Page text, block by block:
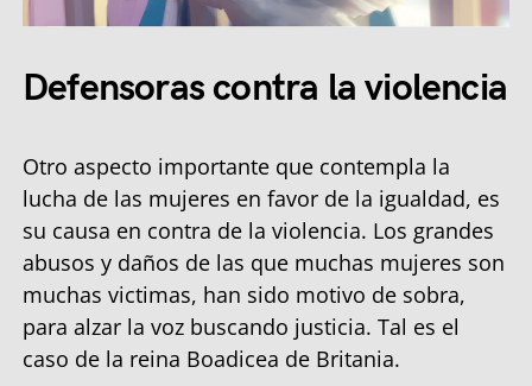
Defensoras contra la violencia
Otro aspecto importante que contempla la
lucha de las mujeres en favor de la igualdad, es
su causa en contra de la violencia. Los grandes
abusos y daños de las que muchas mujeres son
muchas victimas, han sido motivo de sobra,
para alzar la voz buscando justicia. Tal es el
caso de la reina Boadicea de Britania.